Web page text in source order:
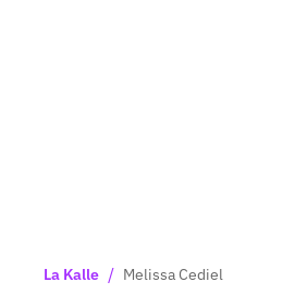
La Kalle / Melissa Cediel